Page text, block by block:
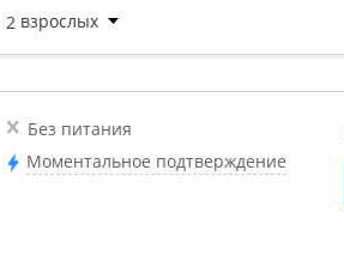
Без питания
Моментальное подтверждение